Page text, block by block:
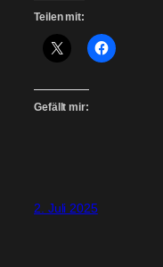
Teilen mit:
Gefällt mir:
2. Juli 2025